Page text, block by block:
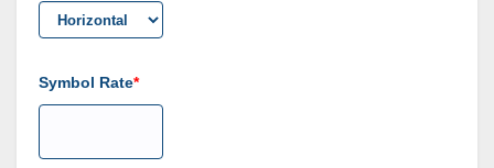
Symbol Rate